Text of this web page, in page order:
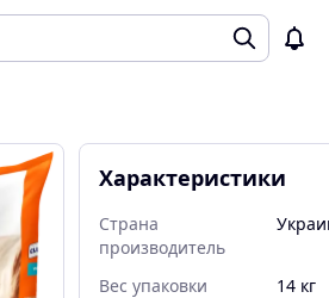
Характеристики
Страна
производитель
Вес упаковки
14 кг